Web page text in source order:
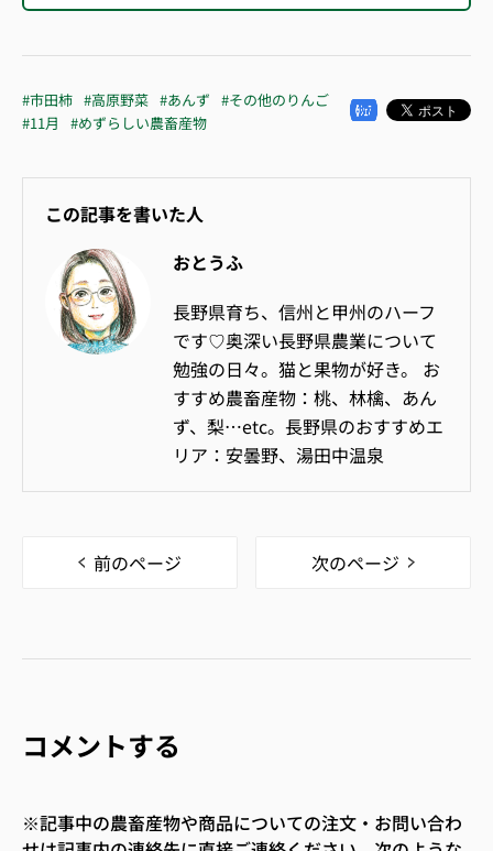
#市田柿 #高原野菜 #あんず #その他のりんご
#11月
#めずらしい農畜産物
この記事を書いた人
おとうふ
長野県育ち、信州と甲州のハーフ
です♡奥深い長野県農業について
勉強の日々。猫と果物が好き。 お
すすめ農畜産物：桃、林檎、あん
ず、梨…etc。長野県のおすすめエ
リア：安曇野、湯田中温泉
前のページ 次のページ
コメントする
※記事中の農畜産物や商品についての注文・お問い合わ